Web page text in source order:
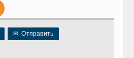
✉ Отправить